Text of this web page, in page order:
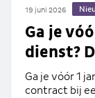
19 juni 2026
Ga je
dienst?
Ga je vóór 1
contract bij